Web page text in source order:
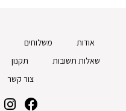
אודות משלוחים
שאלות תשובות
תקנון
צור קשר